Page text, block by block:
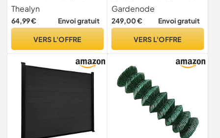
56cm L *5 Pieces, 2,8 m
Longueur Totale, pour
Parterre de Fleurs
Thealyn
64,99 € Envoi gratuit
VERS L'OFFRE
Maille 100 x 50 L 1m20 x H
1m50 Gris Anthracite -
Porte de Jardin - Clôture de
poignée
Gardenode
249,00 € Envoi gratuit
VERS L'OFFRE